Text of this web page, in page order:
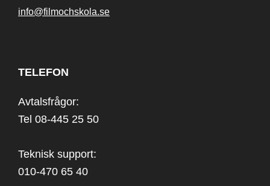
info@filmochskola.se
TELEFON
Avtalsfrågor:
Tel 08-445 25 50
Teknisk support:
010-470 65 40